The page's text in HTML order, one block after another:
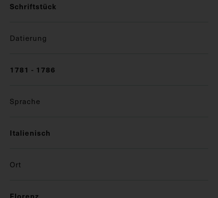
Schriftstück
Datierung
1781 - 1786
Sprache
Italienisch
Ort
Florenz